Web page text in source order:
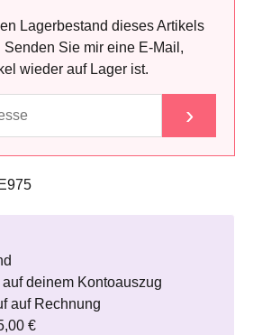
Lagerbestand dieses Artikels
Senden Sie mir eine E-Mail,
wieder auf Lager ist.
›
deinem Kontoauszug
auf Rechnung
€